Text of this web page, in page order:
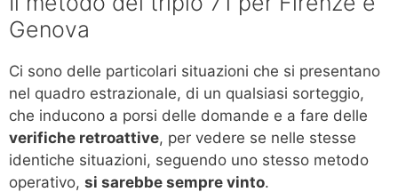
Genova
Ci sono delle particolari situazioni che si presentano
nel quadro estrazionale, di un qualsiasi sorteggio,
che inducono a porsi delle domande e a fare delle
verifiche retroattive, per vedere se nelle stesse
identiche situazioni, seguendo uno stesso metodo
operativo, si sarebbe sempre vinto.